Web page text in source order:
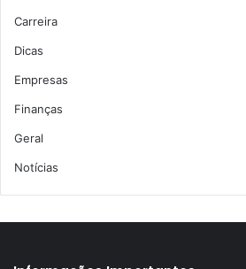
Carreira
Dicas
Empresas
Finanças
Geral
Notícias